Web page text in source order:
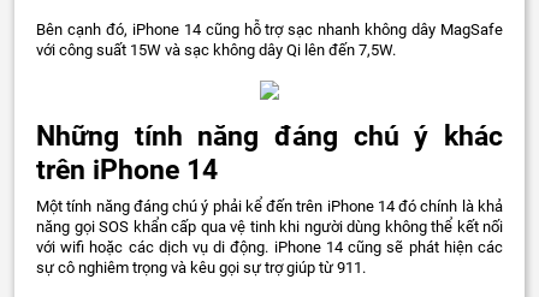
Bên cạnh đó, iPhone 14 cũng hỗ trợ sạc nhanh không dây MagSafe
với công suất 15W và sạc không dây Qi lên đến 7,5W.
Những tính năng đáng chú ý khác
trên iPhone 14
Một tính năng đáng chú ý phải kể đến trên iPhone 14 đó chính là khả
năng gọi SOS khẩn cấp qua vệ tinh khi người dùng không thể kết nối
với wifi hoặc các dịch vụ di động. iPhone 14 cũng sẽ phát hiện các
sự cô nghiêm trọng và kêu gọi sự trợ giúp từ 911.